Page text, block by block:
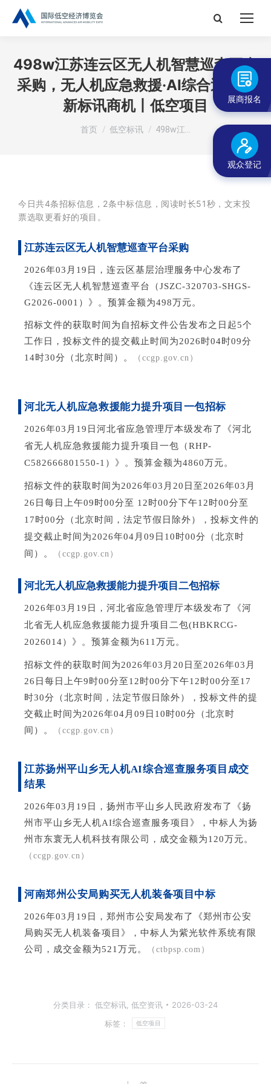
搜
498w江苏连云区无人机智慧巡查平台
采购，无人机应急救援·AI综合巡查最
新标讯商机丨低空项目
您在这里：
首页 低空标讯 498w江…
今日共4条招标信息，2条中标信息，阅读时长51秒， 文末投
票选取更看好的项目。
江苏连云区无人机智慧巡查平台采购
2026年03月 19日， 连云区基层治理服务中心发布了
《连云区无人机智慧巡查平台（JSZC-320703-SHGS-
G2026-0001）》。预算金额为498万元。
招标文件的获取时间为自招标文件公告发布之日起5个
工作日，投标文件的提交截止时间为2026时04时09分
14时30分（北京时间）
。 （ccgp.gov.cn）
河北无人机应急救援能力提升项目一包招标
2026年03 月19 日 河北省应急管理厅本级发布了《河北
省无人机应急救援能力提升项目一包 （RHP-
C582666801550-1 ）》。预算金额为4860万元。
招标文件的获取时间为2026年03月20日至2026年03月
26日每日上午09时00分至 12时00分下午12时00分至
17时00分（北京时间，法定节假日除外）
，投标文件的
提交截止时间为2026年04月09日10时00分（北京时
间 ）。 （ ccgp.gov.cn）
河北无人机应急救援能力提升项目二包招标
2026年03月 19日， 河北省应急管理厅本级发布了《河
北省无人机应急救援能力提升项目二包(HBKRCG-
2026014）》。预算金额为611万元。
招标文件的获取时间为2026年03月20日至2026年03月
26日每日上午9时00分至12时00分下午12时00分至17
时30分（北京时间，法定节假日除外）
，投标文件的提
交截止时间为2026年04月09日10时00分（北京时
间）
。 （ccgp.gov.cn）
江苏扬州平山乡无人机AI综合巡查服务项目成交
结果
2026年03月19 日，扬州市平山乡人民政府发布了《扬
州市平山乡无人机AI综合巡查服务项目 》
，中标人为扬
州市东寰无人机科技有限公司，成交金额为120万元。
（ccgp.gov.cn）
河南郑州公安局购买无人机装备项目中标
2026年03月19 日，郑州市公安局发布了《郑州市公安
局购买无人机装备项目》，中标人为紫光软件系统有限
公司，成交金额为521万元。
（ctbpsp.com）
分类目录： 低空标讯 低空资讯
2026-03-24
标签：
低空项目
展商报名
观众登记